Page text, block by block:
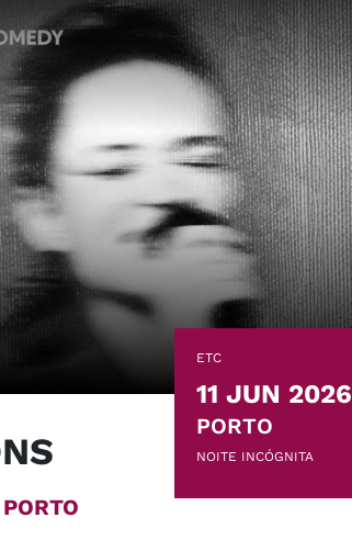
ETC
11 JUN 2026
PORTO
NOITE INCÓGNITA